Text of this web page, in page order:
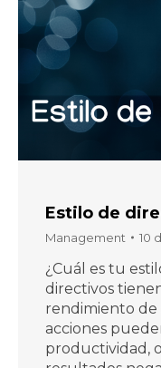
Estilo de
Management 10
¿Cuál es tu
directivos
rendimiento de
acciones
productividad,